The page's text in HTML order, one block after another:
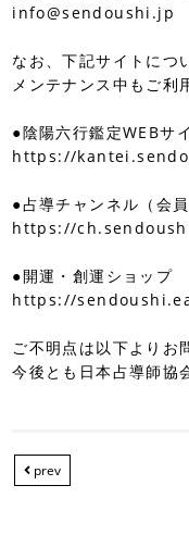
info@sendoushi.jp
なお、下記サイトにつ
メンテナンス中もご利
●陰陽六行鑑定WEBサ
https://
●占導チャンネル（会
https://
●開運・創運ショップ
https://
ご不明点は以下よりお
今後とも日本占導師協
prev